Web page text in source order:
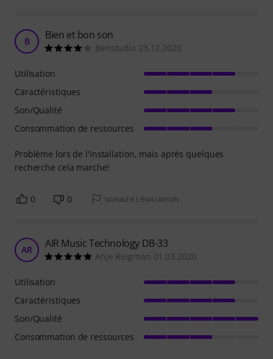
B Bien et bon son
Benstudio 23.12.2020
Problème lors de l'installation, mais après quelques
recherche cela marche!
Utilisation
Caractéristiques
Son/Qualité
Consommation de ressources
0 0 SIGNALER L'ÉVALUATION
AR AIR Music Technology DB-33
Anje Reigman 01.03.2020
Utilisation
Caractéristiques
Son/Qualité
Consommation de ressources